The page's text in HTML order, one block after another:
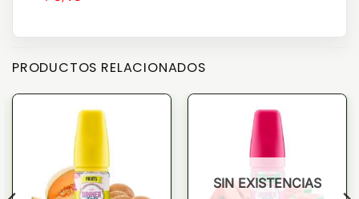
PRODUCTOS RELACIONADOS
SIN EXISTENCIAS